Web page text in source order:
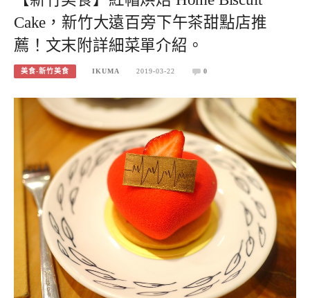
Cake，新竹大遠百旁下午茶甜點店推
薦！文末附詳細菜單介紹。
美食-新竹美食 IKUMA 2019-03-22 0